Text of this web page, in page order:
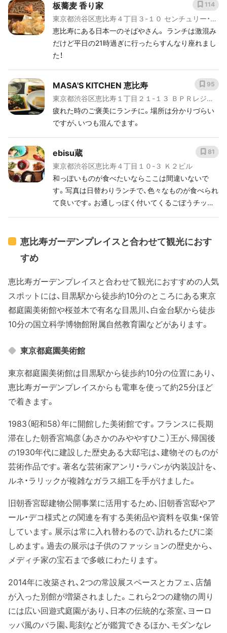
板蕎麦 香り家
東京都渋谷区恵比寿４丁目３-１０ センチュリー・パ
ーク 1F
恵比寿にある日本一のそばやさん。 ランチは激混み
だけど平日の21時過ぎに行ったらすんなり座れまし
た！
114
MASA'S KITCHEN 恵比寿
東京都渋谷区恵比寿１丁目２１-１３ ＢＰＲレジデ
ンス恵比寿 地下１階
疲れた時のご褒美にランチに。場所は分かりづらい
ですが、いつも混んでます。
95
ebisu蔵
東京都渋谷区恵比寿４丁目１０-３ Ｋ２ビル
和っぽいものが食べたいならここは間違いないで
す。写真は日替わりランチで、色々なものが食べられ
て良いです。お通しっぽく付いてくるごぼうチップ
スもおいしい。
81
恵比寿ガーデンプレイスと合わせて観光におす
すめ
恵比寿ガーデンプレイスと合わせて観光におすすめの人気
スポットには、目黒駅から徒歩約10分のところにある東京
都庭園美術館や桜並木で有名な目黒川、白金台駅から徒歩
10分の国立科学博物館附属自然教育園などがあります。
東京都庭園美術館
東京都庭園美術館は目黒駅から徒歩約10分の位置にあり、
恵比寿ガーデンプレイスからも電車を使って約25分ほど
で着きます。
1983（昭和58）年に開館した美術館です。フランスに長期
滞在した朝香宮鳩彦（あさかのみややすひこ）王が、帰国後
の1930年代に建設した歴史ある大邸宅は、建物そのものが
芸術作品です。著名な芸術家アンリ・ラパンが内装設計を、
ルネ・ラリックが複雑なガラス細工を手がけました。
旧朝香宮邸建物公開事業に活用するため、旧朝香宮邸やア
ール・デコ様式との関連を有する美術品や資料を収集・保管
しています。展示は常に入れ替わるので、訪れるたびに楽
しめます。過去の展示は子供のファッションの歴史から、
メディチ家の宝石まで多岐にわたります。
2014年に改築され、2つの常設展スペースとカフェ、店舗
が入った別館が増築されました。これら2つの建物の周り
には広い回遊式庭園があり、日本の伝統的な茶室、ヨーロ
ッパ風のバラ園、彫刻などが鑑賞できるほか、モダンなレ